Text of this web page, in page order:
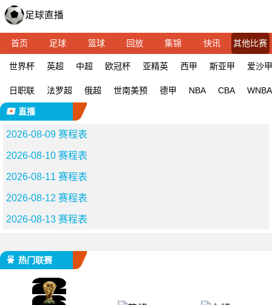
首页 足球 篮球 回放 集锦 快讯 其他比赛
世界杯 英超 中超 欧冠杯 亚精英 西甲 斯亚甲 爱沙甲
日职联 法罗超 俄超 世南美预 德甲 NBA CBA WNBA
直播
2026-08-09 赛程表
2026-08-10 赛程表
2026-08-11 赛程表
2026-08-12 赛程表
2026-08-13 赛程表
热门联赛